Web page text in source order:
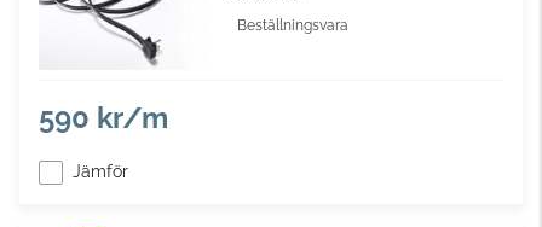
Beställningsvara
590 kr/m
Jämför